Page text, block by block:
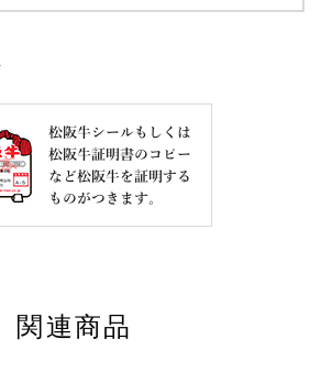
関連商品